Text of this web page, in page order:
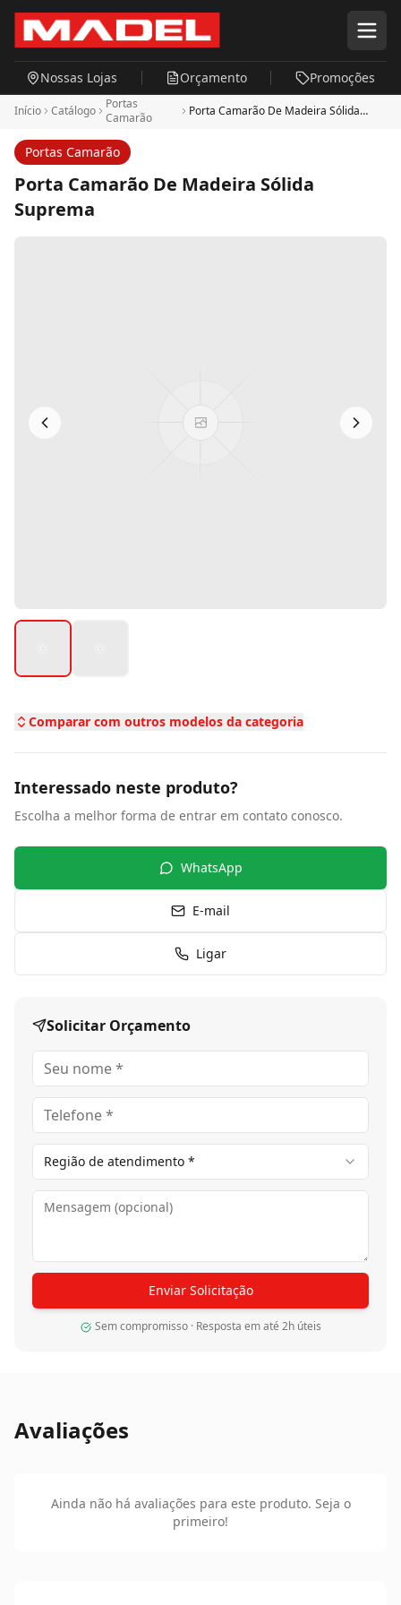
Pular para o conteúdo principal
Nossas Lojas Orçamento Promoções
Início Catálogo
Portas
Camarão
Porta Camarão De Madeira Sólida
Portas Camarão
Porta Camarão De Madeira Sólida
Suprema
Comparar com outros modelos da categoria
Interessado neste produto?
Escolha a melhor forma de entrar em contato conosco.
WhatsApp
E-mail
Ligar
Solicitar Orçamento
Região de atendimento *
Enviar Solicitação
Sem compromisso · Resposta em até 2h úteis
Avaliações
Ainda não há avaliações para este produto. Seja o
primeiro!